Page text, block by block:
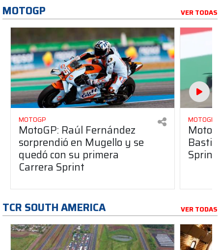
MOTOGP VER TODAS
MOTOGP
MotoGP: Raúl Fernández
sorprendió en Mugello y se
quedó con su primera
Carrera Sprint
MOTOGP
Sprint
TCR SOUTH AMERICA VER TODAS